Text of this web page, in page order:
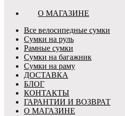
О МАГАЗИНЕ
Все велосипедные сумки
Сумки на руль
Рамные сумки
Сумки на багажник
Сумки на раму
ДОСТАВКА
БЛОГ
КОНТАКТЫ
ГАРАНТИИ И ВОЗВРАТ
О МАГАЗИНЕ